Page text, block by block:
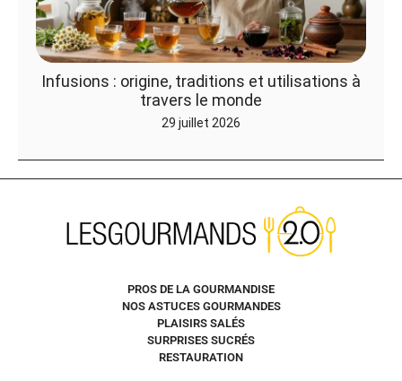
Infusions : origine, traditions et utilisations à
travers le monde
29 juillet 2026
PROS DE LA GOURMANDISE
NOS ASTUCES GOURMANDES
PLAISIRS SALÉS
SURPRISES SUCRÉS
RESTAURATION